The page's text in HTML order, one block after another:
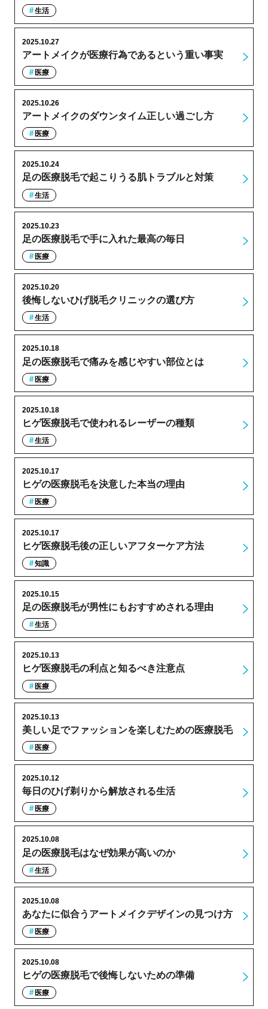
生活
アートメイクが医療行為であるという重い事実
2025.10.27
医療
アートメイクのダウンタイム正しい過ごし方
2025.10.26
医療
足の医療脱毛で起こりうる肌トラブルと対策
2025.10.24
生活
足の医療脱毛で手に入れた最高の毎日
2025.10.23
医療
後悔しないひげ脱毛クリニックの選び方
2025.10.20
生活
足の医療脱毛で痛みを感じやすい部位とは
2025.10.18
医療
ヒゲ医療脱毛で使われるレーザーの種類
2025.10.18
生活
ヒゲの医療脱毛を決意した本当の理由
2025.10.17
医療
ヒゲ医療脱毛後の正しいアフターケア方法
2025.10.17
知識
足の医療脱毛が男性にもおすすめされる理由
2025.10.15
生活
ヒゲ医療脱毛の利点と知るべき注意点
2025.10.13
医療
美しい足でファッションを楽しむための医療脱毛
2025.10.13
医療
毎日のひげ剃りから解放される生活
2025.10.12
医療
足の医療脱毛はなぜ効果が高いのか
2025.10.08
生活
あなたに似合うアートメイクデザインの見つけ方
2025.10.08
医療
ヒゲの医療脱毛で後悔しないための準備
2025.10.08
医療